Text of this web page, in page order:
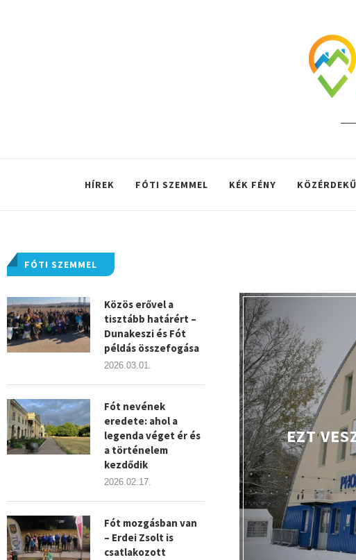
HÍREK FÓTI SZEMMEL KÉK FÉNY KÖZÉRDEKŰ
EZT
FÓTI SZEMMEL
Közös erővel a
tisztább határért –
Dunakeszi és Fót
példás összefogása
2026.03.01.
Fót nevének
eredete: ahol a
legenda véget ér és
a történelem
kezdődik
2026.02.17.
Fót mozgásban van
– Erdei Zsolt is
csatlakozott